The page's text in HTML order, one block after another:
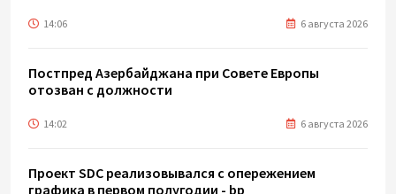
14:06 6 августа 2026
Постпред Азербайджана при Совете Европы
отозван с должности
14:02 6 августа 2026
Проект SDC реализовывался с опережением
графика в первом полугодии - bp